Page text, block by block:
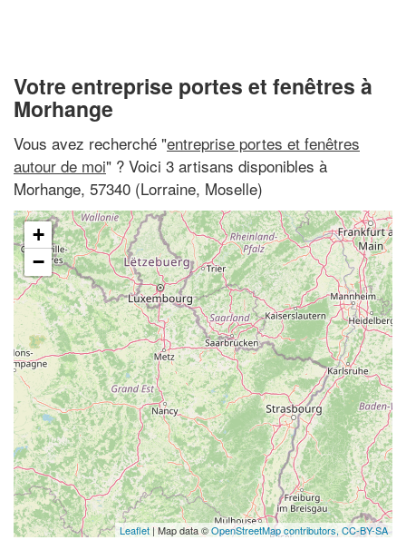
Votre entreprise portes et fenêtres à
Morhange
Vous avez recherché "entreprise portes et fenêtres
autour de moi" ? Voici 3 artisans disponibles à
Morhange, 57340 (Lorraine, Moselle)
+
−
Leaflet | Map data ©OpenStreetMap contributors, CC-BY-SA